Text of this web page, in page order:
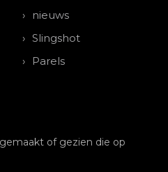
nieuws
Slingshot
Parels
of gezien die op